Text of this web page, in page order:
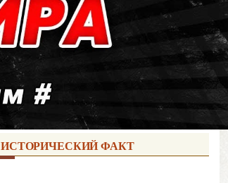
ИСТОРИЧЕСКИЙ ФАКТ